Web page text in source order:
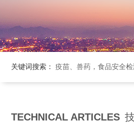
关键词搜索： 疫苗、兽药，食品安全
TECHNICAL ARTICLES